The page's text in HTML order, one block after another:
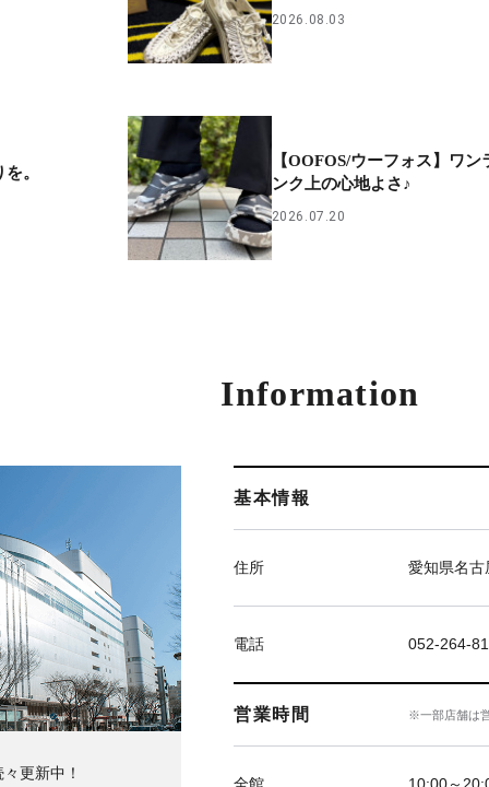
2026.08.03
。
【OOFOS/ウーフォス】ワン
ンク上の心地よさ♪
2026.07.20
Information
基本情報
住所 愛知県名
電話 052-264-
営業時間 ※一部店舗は
更新中！